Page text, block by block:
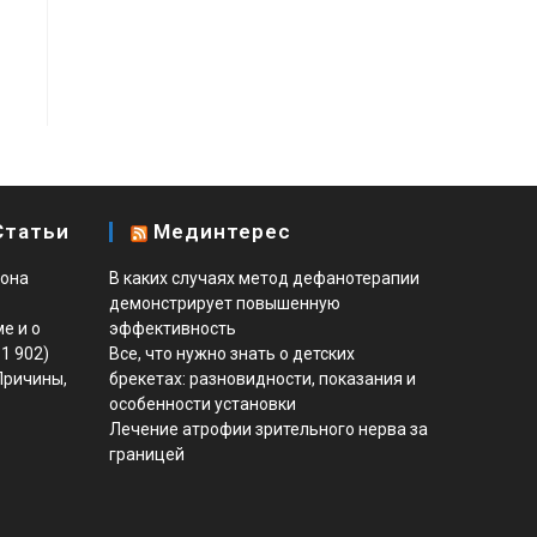
и о
902)
Мединтерес
В каких случаях метод дефанотерапии
демонстрирует повышенную
эффективность
Все, что нужно знать о детских
брекетах: разновидности, показания и
особенности установки
Лечение атрофии зрительного нерва за
границей